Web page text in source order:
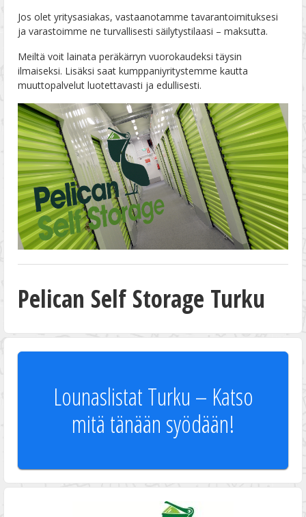
Jos olet yritysasiakas, vastaanotamme tavarantoimituksesi
ja varastoimme ne turvallisesti säilytystilaasi – maksutta.
Meiltä voit lainata peräkärryn vuorokaudeksi täysin
ilmaiseksi. Lisäksi saat kumppaniyritystemme kautta
muuttopalvelut luotettavasti ja edullisesti.
Pelican Self Storage Turku
Lounaslistat Turku – Katso
mitä tänään syödään!